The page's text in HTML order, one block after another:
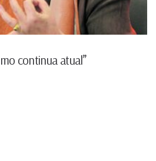
continua atual”